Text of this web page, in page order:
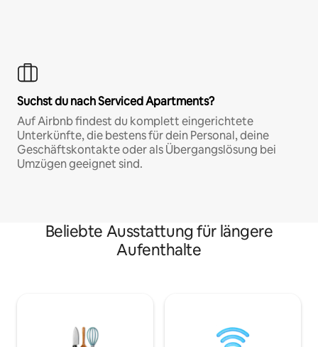
Suchst du nach Serviced Apartments?
Auf Airbnb findest du komplett eingerichtete
Unterkünfte, die bestens für dein Personal, deine
Geschäftskontakte oder als Übergangslösung bei
Umzügen geeignet sind.
Beliebte Ausstattung für längere
Aufenthalte